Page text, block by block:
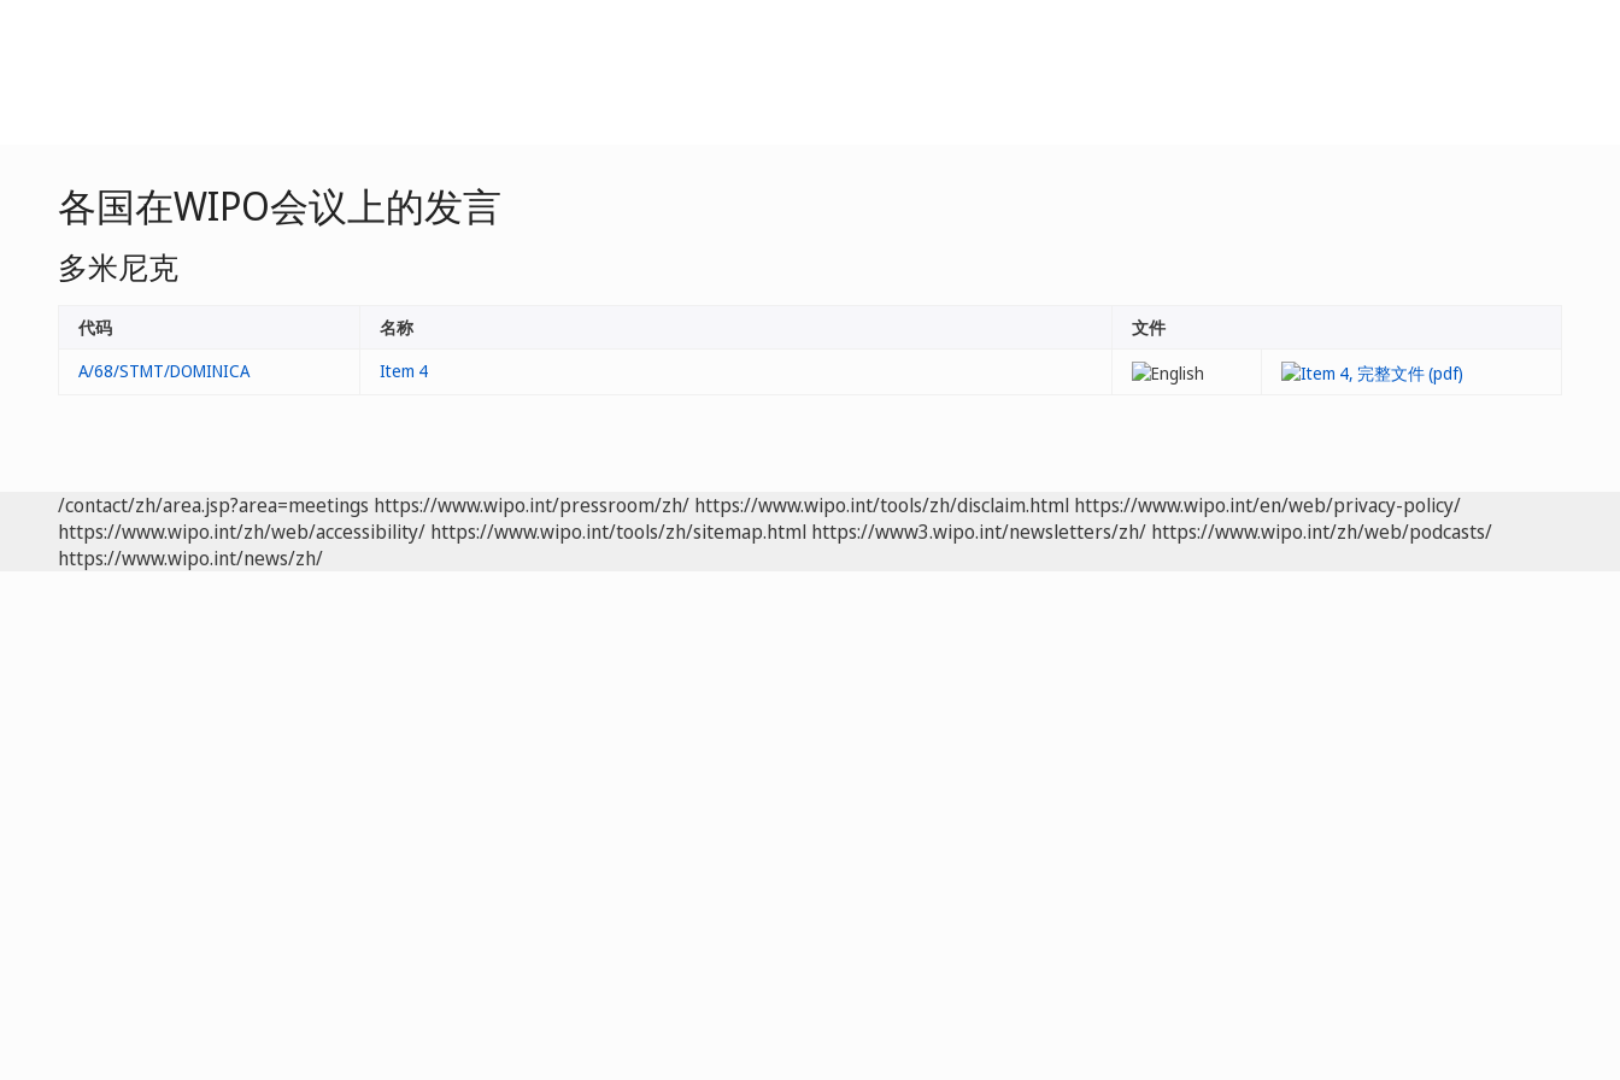
各国在WIPO会议上的发言
多米尼克
代码 名称
文件
A/68/STMT/DOMINICA
Item 4
/contact/zh/area.jsp?area=meetings https://www.wipo.int/pressroom/zh/ https://www.wipo.int/tools/zh/disclaim.html https://www.wipo.int/en/web/privacy-policy/
https://www.wipo.int/zh/web/accessibility/ https://www.wipo.int/tools/zh/sitemap.html https://www3.wipo.int/newsletters/zh/ https://www.wipo.int/zh/web/podcasts/
https://www.wipo.int/news/zh/